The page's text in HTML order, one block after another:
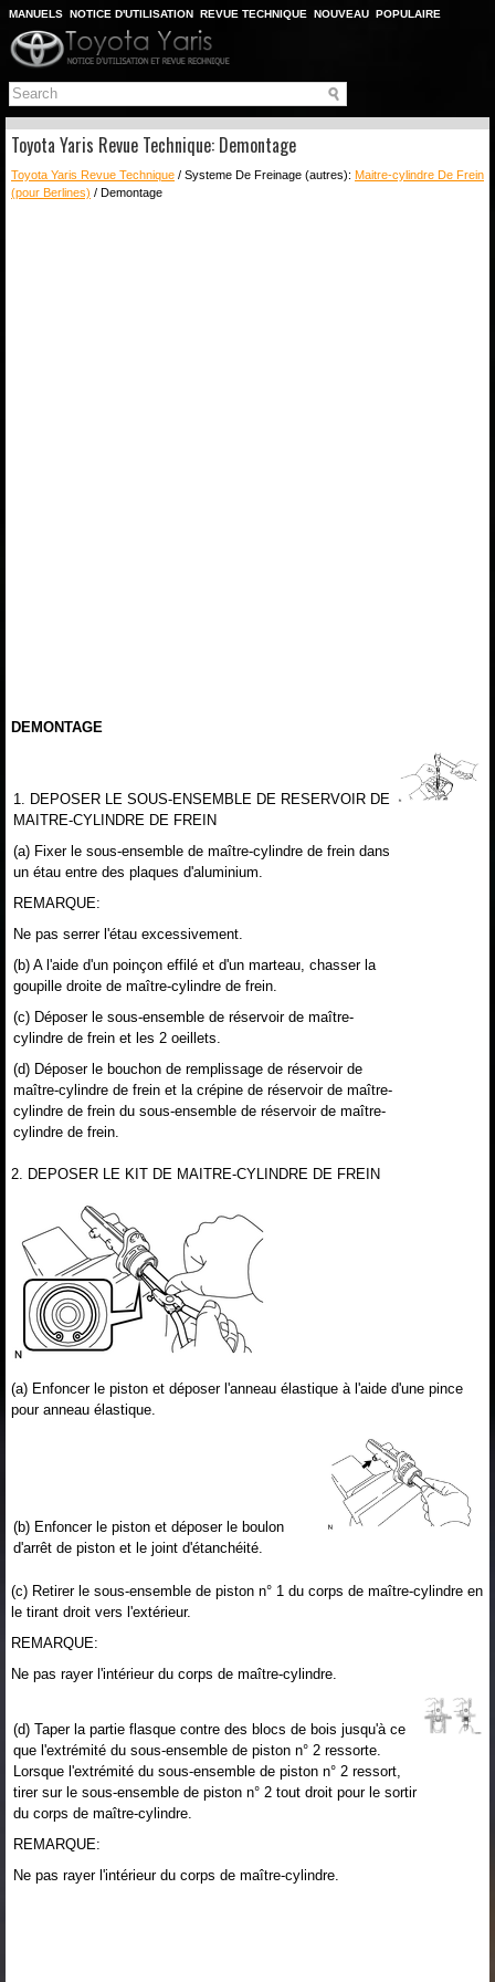
MANUELS NOTICE D'UTILISATION REVUE TECHNIQUE NOUVEAU POPULAIRE
PLAN DU SITE
CHERCHER
Toyota Yaris Revue Technique: Demontage
Toyota Yaris Revue Technique / Systeme De Freinage (autres): Maitre-cylindre De Frein
(pour Berlines) / Demontage
DEMONTAGE
1. DEPOSER LE SOUS-ENSEMBLE DE RESERVOIR DE
MAITRE-CYLINDRE DE FREIN
(a) Fixer le sous-ensemble de maître-cylindre de frein dans
un étau entre des plaques d'aluminium.
REMARQUE:
Ne pas serrer l'étau excessivement.
(b) A l'aide d'un poinçon effilé et d'un marteau, chasser la
goupille droite de maître-cylindre de frein.
(c) Déposer le sous-ensemble de réservoir de maître-
cylindre de frein et les 2 oeillets.
(d) Déposer le bouchon de remplissage de réservoir de
maître-cylindre de frein et la crépine de réservoir de maître-
cylindre de frein du sous-ensemble de réservoir de maître-
cylindre de frein.
2. DEPOSER LE KIT DE MAITRE-CYLINDRE DE FREIN
(a) Enfoncer le piston et déposer l'anneau élastique à l'aide d'une pince
pour anneau élastique.
(b) Enfoncer le piston et déposer le boulon
d'arrêt de piston et le joint d'étanchéité.
(c) Retirer le sous-ensemble de piston n° 1 du corps de maître-cylindre en
le tirant droit vers l'extérieur.
REMARQUE:
Ne pas rayer l'intérieur du corps de maître-cylindre.
(d) Taper la partie flasque contre des blocs de bois jusqu'à ce
que l'extrémité du sous-ensemble de piston n° 2 ressorte.
Lorsque l'extrémité du sous-ensemble de piston n° 2 ressort,
tirer sur le sous-ensemble de piston n° 2 tout droit pour le sortir
du corps de maître-cylindre.
REMARQUE:
Ne pas rayer l'intérieur du corps de maître-cylindre.